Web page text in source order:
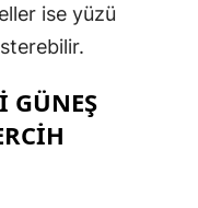
ise yüzü
GÜNEŞ